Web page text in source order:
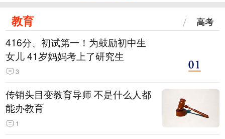
教育 高考
416分、初试第一！为鼓励初中生
女儿 41岁妈妈考上了研究生
3
传销头目变教育导师 不是什么人都
能办教育
1